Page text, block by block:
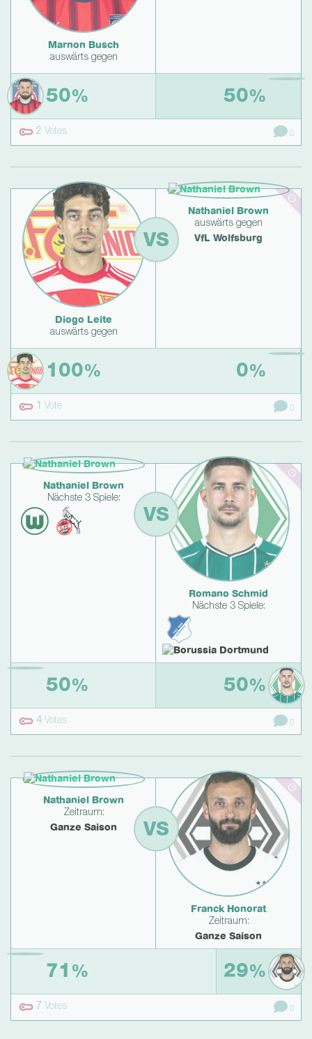
Marnon Busch
auswärts gegen
50% 50%
2 Votes 0
Diogo Leite
auswärts gegen
VS
Nathaniel Brown
auswärts gegen
VfL Wolfsburg
100% 0%
1 Vote 0
Nathaniel Brown
Nächste 3 Spiele:
VS
Romano Schmid
Nächste 3 Spiele:
50% 50%
4 Votes 0
Nathaniel Brown
Zeitraum:
Ganze Saison
VS
Franck Honorat
Zeitraum:
Ganze Saison
71 % 29%
7 Votes 0